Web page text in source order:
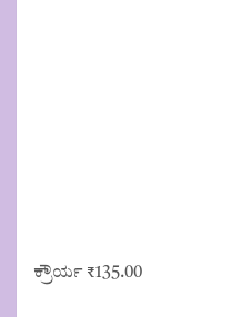
ಕ್ರೌರ್ಯ ₹135.00